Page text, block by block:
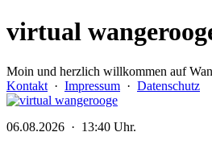
virtual
Moin und herzlich willkommen auf
Kontakt · Impressum · Datenschutz
06.08.2026 · 13:40 Uhr.